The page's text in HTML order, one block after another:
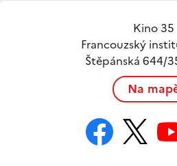
Kino 35
Francouzský
Štěpánská 644/
Na